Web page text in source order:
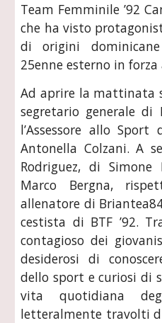
Team Femminile ’92
che ha visto
di origini dominicane
25enne esterno in forza
Ad aprire la mattinata
segretario generale di
l’Assessore allo
Antonella Colzani. A
Rodriguez, di
Marco Bergna,
allenatore di
cestista di BTF ’92.
contagioso dei
desiderosi di
dello sport e curiosi di
vita quotidiana
letteralmente travolti